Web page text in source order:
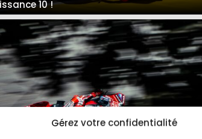
Gérez votre confidentialité
10 !